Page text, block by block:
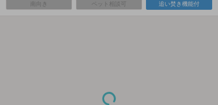
南向き ペット相談可 追い焚き機能付